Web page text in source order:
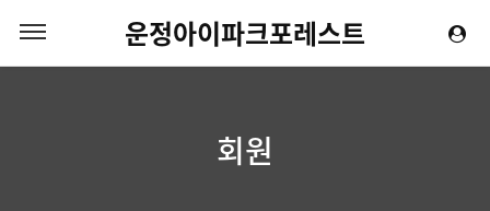
운정아이파크포레스트
회원